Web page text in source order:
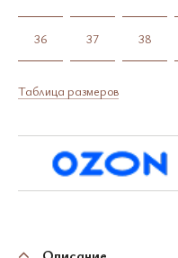
36 37 38
Таблица размеров